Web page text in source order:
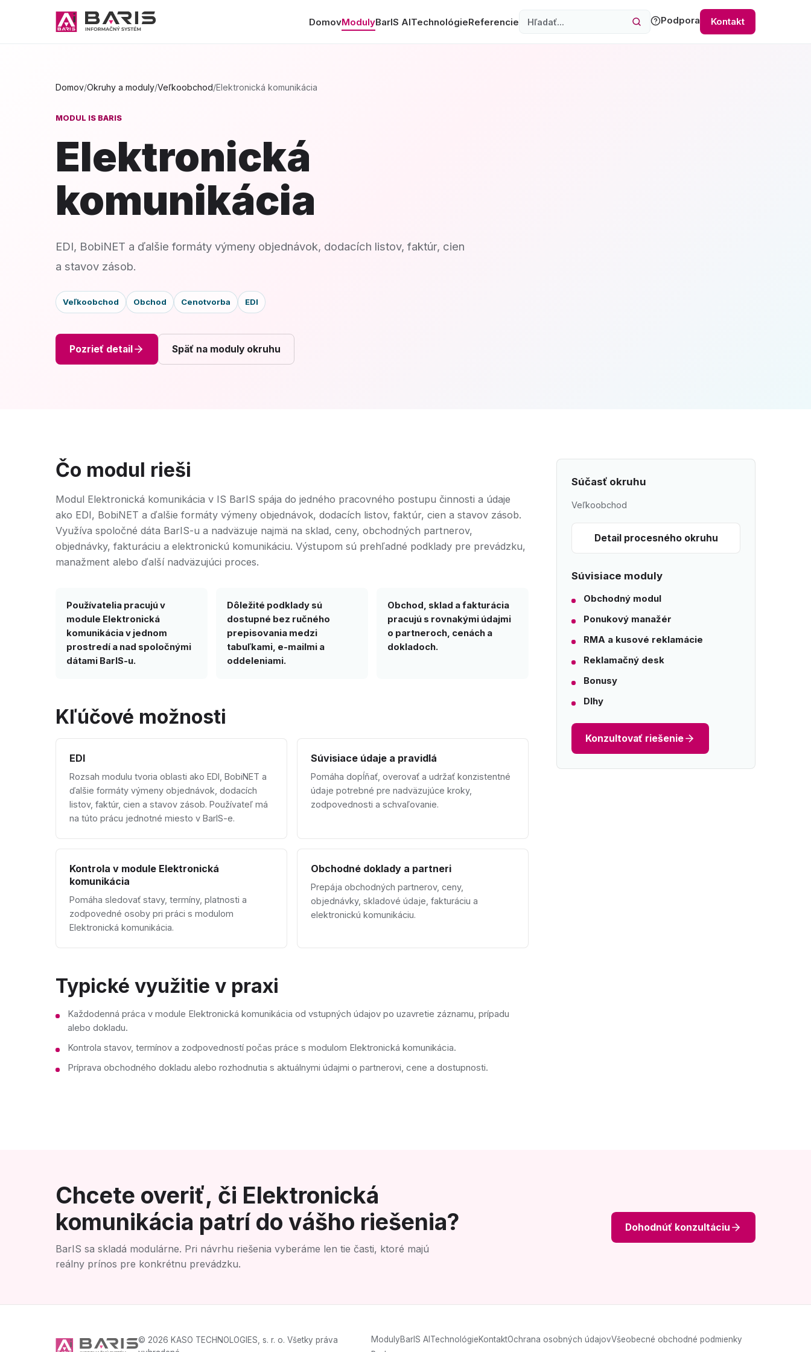
DomovModulyBarIS AITechnológieReferencie
Vyhľadávanie
Podpora Kontakt
Domov/Okruhy a moduly/Veľkoobchod/Elektronická komunikácia
MODUL IS BARIS
Elektronická
komunikácia
EDI, BobiNET a ďalšie formáty výmeny objednávok, dodacích listov, faktúr, cien
a stavov zásob.
Veľkoobchod Obchod Cenotvorba EDI
Pozrieť detail Späť na moduly okruhu
Čo modul rieši
Modul Elektronická komunikácia v IS BarIS spája do jedného pracovného postupu činnosti a údaje
ako EDI, BobiNET a ďalšie formáty výmeny objednávok, dodacích listov, faktúr, cien a stavov zásob.
Využíva spoločné dáta BarIS-u a nadväzuje najmä na sklad, ceny, obchodných partnerov,
objednávky, fakturáciu a elektronickú komunikáciu. Výstupom sú prehľadné podklady pre prevádzku,
manažment alebo ďalší nadväzujúci proces.
Používatelia pracujú v
module Elektronická
komunikácia v jednom
prostredí a nad spoločnými
dátami BarIS-u.
Dôležité podklady sú
dostupné bez ručného
prepisovania medzi
tabuľkami, e-mailmi a
oddeleniami.
Obchod, sklad a fakturácia
pracujú s rovnakými údajmi
o partneroch, cenách a
dokladoch.
Kľúčové možnosti
EDI
Rozsah modulu tvoria oblasti ako EDI, BobiNET a
ďalšie formáty výmeny objednávok, dodacích
listov, faktúr, cien a stavov zásob. Používateľ má
na túto prácu jednotné miesto v BarIS-e.
Súvisiace údaje a pravidlá
Pomáha dopĺňať, overovať a udržať konzistentné
údaje potrebné pre nadväzujúce kroky,
zodpovednosti a schvaľovanie.
Kontrola v module Elektronická
komunikácia
Pomáha sledovať stavy, termíny, platnosti a
zodpovedné osoby pri práci s modulom
Elektronická komunikácia.
Obchodné doklady a partneri
Prepája obchodných partnerov, ceny,
objednávky, skladové údaje, fakturáciu a
elektronickú komunikáciu.
Typické využitie v praxi
Každodenná práca v module Elektronická komunikácia od vstupných údajov po uzavretie záznamu, prípadu
alebo dokladu.
Kontrola stavov, termínov a zodpovedností počas práce s modulom Elektronická komunikácia.
Príprava obchodného dokladu alebo rozhodnutia s aktuálnymi údajmi o partnerovi, cene a dostupnosti.
Súčasť okruhu
Veľkoobchod
Detail procesného okruhu
Súvisiace moduly
Obchodný modul
Ponukový manažér
RMA a kusové reklamácie
Reklamačný desk
Bonusy
Dlhy
Konzultovať riešenie
Chcete overiť, či Elektronická
komunikácia patrí do vášho riešenia?
BarIS sa skladá modulárne. Pri návrhu riešenia vyberáme len tie časti, ktoré majú
reálny prínos pre konkrétnu prevádzku.
Dohodnúť konzultáciu
© 2026 KASO TECHNOLOGIES, s. r. o. Všetky práva
ModulyBarIS AI TechnológieKontaktOchrana osobných údajovVšeobecné obchodné podmienky